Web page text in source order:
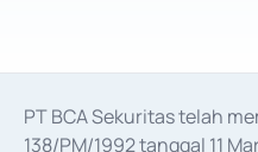
PT BCA Sekuritas telah
138/PM/1992 tanggal 11